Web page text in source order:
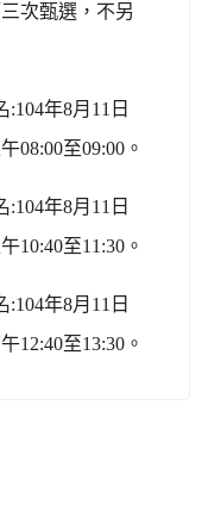
次甄選，不另
:104年8月 11 日
08:00至09:00 。
:104年8月 11 日
10:40至11:30 。
:104年8月 11 日
12:40至13:30 。